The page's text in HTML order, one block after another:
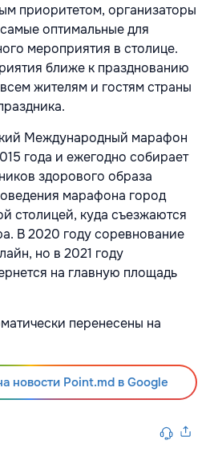
приоритетом, организаторы
оптимальные для
мероприятия в столице.
ближе к празднованию
жителям и гостям страны
Международный марафон
года и ежегодно собирает
здорового образа
марафона город
столицей, куда съезжаются
В 2020 году соревнование
но в 2021 году
на главную площадь
перенесены на
новости Point.md в Google